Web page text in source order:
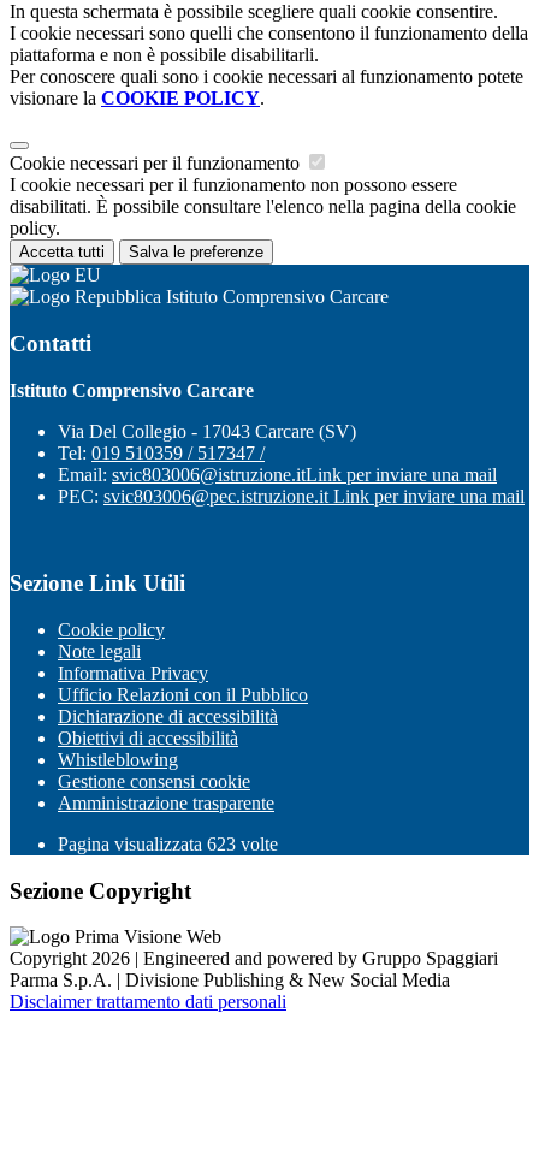
In questa schermata è possibile scegliere quali cookie consentire.
I cookie necessari sono quelli che consentono il funzionamento della
piattaforma e non è possibile disabilitarli.
Per conoscere quali sono i cookie necessari al funzionamento potete
visionare la COOKIE POLICY.
Cookie necessari per il funzionamento
I cookie necessari per il funzionamento non possono essere
disabilitati. È possibile consultare l'elenco nella pagina della cookie
policy.
Accetta tutti Salva le preferenze
Istituto Comprensivo Carcare
Contatti
Istituto Comprensivo Carcare
Via Del Collegio - 17043 Carcare (SV)
Tel: 019 510359 / 517347 /
Email: svic803006@istruzione.itLink per inviare una mail
PEC: svic803006@pec.istruzione.it Link per inviare una mail
Sezione Link Utili
Cookie policy
Note legali
Informativa Privacy
Ufficio Relazioni con il Pubblico
Dichiarazione di accessibilità
Obiettivi di accessibilità
Whistleblowing
Gestione consensi cookie
Amministrazione trasparente
Pagina visualizzata 623 volte
Sezione Copyright
Copyright 2026 | Engineered and powered by Gruppo Spaggiari
Parma S.p.A. | Divisione Publishing & New Social Media
Disclaimer trattamento dati personali